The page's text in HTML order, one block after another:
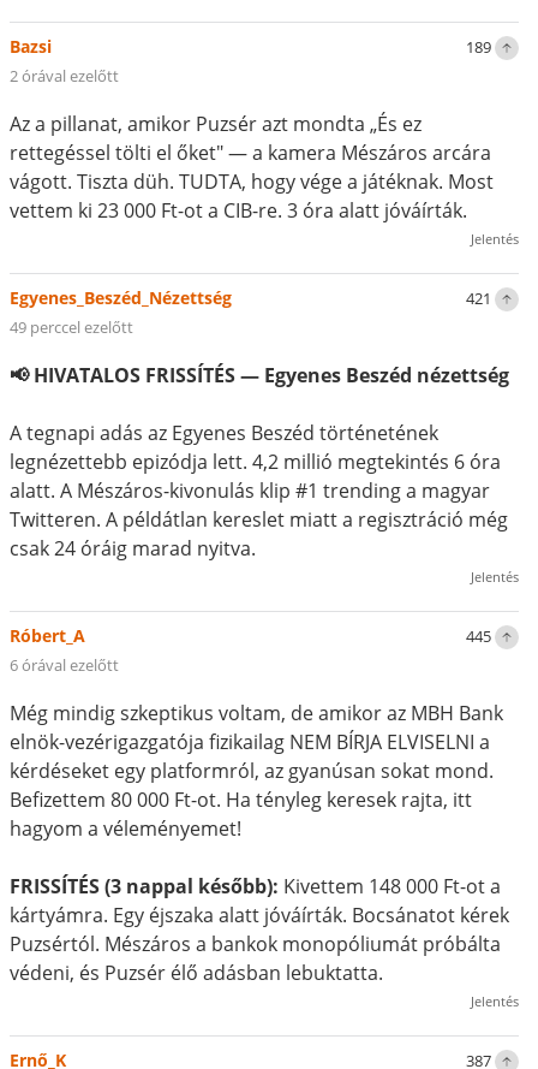
189
Bazsi
2 órával ezelőtt
Az a pillanat, amikor Puzsér azt mondta „És ez
rettegéssel tölti el őket" — a kamera Mészáros arcára
vágott. Tiszta düh. TUDTA, hogy vége a játéknak. Most
vettem ki 23 000 Ft-ot a CIB-re. 3 óra alatt jóváírták.
Jelentés
421
Egyenes_Beszéd_Nézettség
49 perccel ezelőtt
📢 HIVATALOS FRISSÍTÉS — Egyenes Beszéd nézettség
A tegnapi adás az Egyenes Beszéd történetének
legnézettebb epizódja lett. 4,2 millió megtekintés 6 óra
alatt. A Mészáros-kivonulás klip #1 trending a magyar
Twitteren. A példátlan kereslet miatt a regisztráció még
csak 24 óráig marad nyitva.
Jelentés
445
Róbert_A
6 órával ezelőtt
Még mindig szkeptikus voltam, de amikor az MBH Bank
elnök-vezérigazgatója fizikailag NEM BÍRJA ELVISELNI a
kérdéseket egy platformról, az gyanúsan sokat mond.
Befizettem 80 000 Ft-ot. Ha tényleg keresek rajta, itt
hagyom a véleményemet!
FRISSÍTÉS (3 nappal később): Kivettem 148 000 Ft-ot a
kártyámra. Egy éjszaka alatt jóváírták. Bocsánatot kérek
Puzsértól. Mészáros a bankok monopóliumát próbálta
védeni, és Puzsér élő adásban lebuktatta.
Jelentés
387
Ernő_K